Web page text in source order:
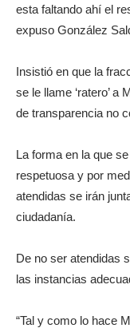
esta faltando ahí el
expuso González
Insistió en que la
se le llame ‘ratero’ a
de transparencia no
La forma en la que
respetuosa y por
atendidas se irán
ciudadanía.
De no ser atendidas
las instancias
“Tal y como lo hace